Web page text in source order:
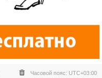
Часовой пояс: UTC+03:00